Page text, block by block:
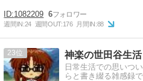
1082209 6
週間IN:24 週間OUT:176 月間IN:88
23 神楽の世田谷生活
日常生活での思いつ
らと書き綴る雑感録で